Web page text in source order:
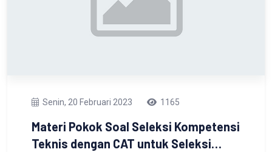
Senin, 20 Februari 2023 1165
Materi Pokok Soal Seleksi Kompetensi
Teknis dengan CAT untuk Seleksi